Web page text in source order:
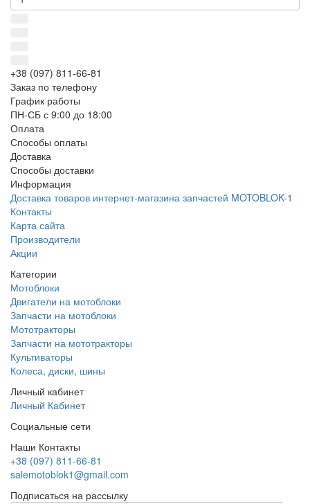
+38 (097) 811-66-81
Заказ по телефону
График работы
ПН-СБ с 9:00 до 18:00
Оплата
Способы оплаты
Доставка
Способы доставки
Информация
Доставка товаров интернет-магазина запчастей MOTOBLOK-1
Контакты
Карта сайта
Производители
Акции
Категории
Мотоблоки
Двигатели на мотоблоки
Запчасти на мотоблоки
Мототракторы
Запчасти на мототракторы
Культиваторы
Колеса, диски, шины
Личный кабинет
Личный Кабинет
Социальные сети
Наши Контакты
+38 (097) 811-66-81
salemotoblok1@gmail.com
Подписаться на рассылку